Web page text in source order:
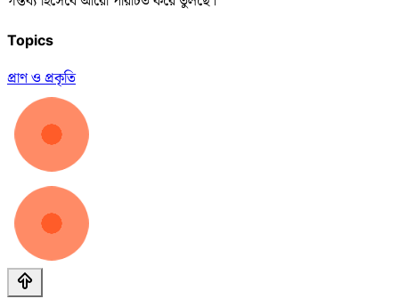
Topics
প্রাণ ও প্রকৃতি